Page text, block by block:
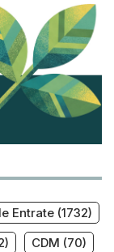
Entrate (1732)
CDM (70)